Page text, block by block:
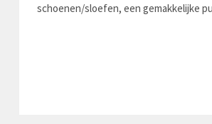
schoenen/sloefen, een gemakkelijke